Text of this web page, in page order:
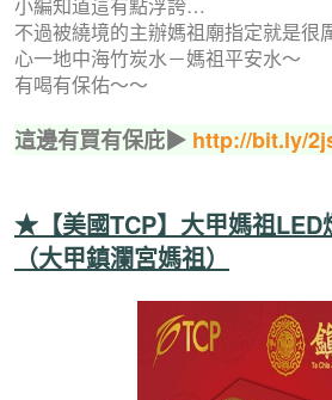
不過被繞境的主辦媽祖廟指定就是很
心一地中海竹炭水－媽祖平安水～
有喝有保佑～～
這邊有買有保庇▶ http://bit.ly/
★【美國TCP】大甲媽祖LED
（大甲鎮瀾宮媽祖）